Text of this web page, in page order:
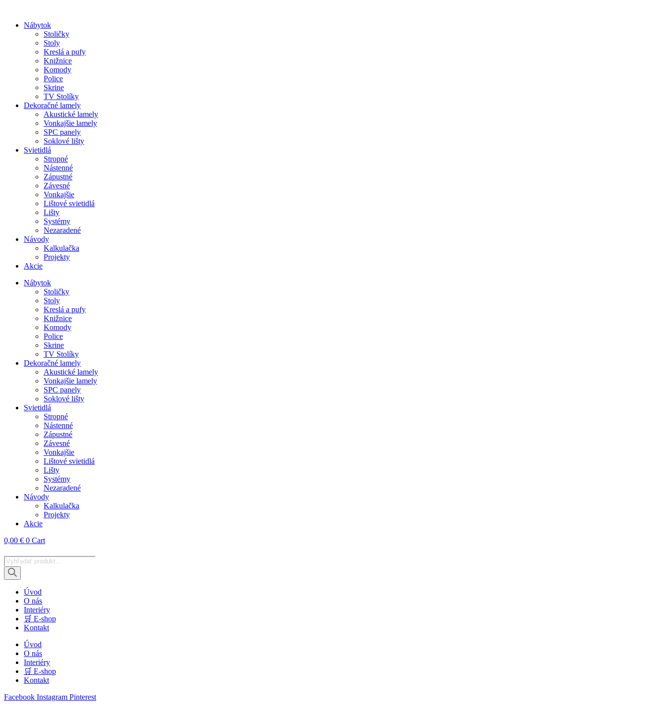
obsah
Nábytok
Stoličky
Stoly
Kreslá a pufy
Knižnice
Komody
Police
Skrine
TV Stolíky
Dekoračné lamely
Akustické lamely
Vonkajšie lamely
SPC panely
Soklové lišty
Svietidlá
Stropné
Nástenné
Zápustné
Závesné
Vonkajšie
Lištové svietidlá
Lišty
Systémy
Nezaradené
Návody
Kalkulačka
Projekty
Akcie
Nábytok
Stoličky
Stoly
Kreslá a pufy
Knižnice
Komody
Police
Skrine
TV Stolíky
Dekoračné lamely
Akustické lamely
Vonkajšie lamely
SPC panely
Soklové lišty
Svietidlá
Stropné
Nástenné
Zápustné
Závesné
Vonkajšie
Lištové svietidlá
Lišty
Systémy
Nezaradené
Návody
Kalkulačka
Projekty
Akcie
0,00 € 0 Cart
Products
search
Úvod
O nás
Interiéry
🛒 E-shop
Kontakt
Úvod
O nás
Interiéry
🛒 E-shop
Kontakt
Facebook Instagram Pinterest